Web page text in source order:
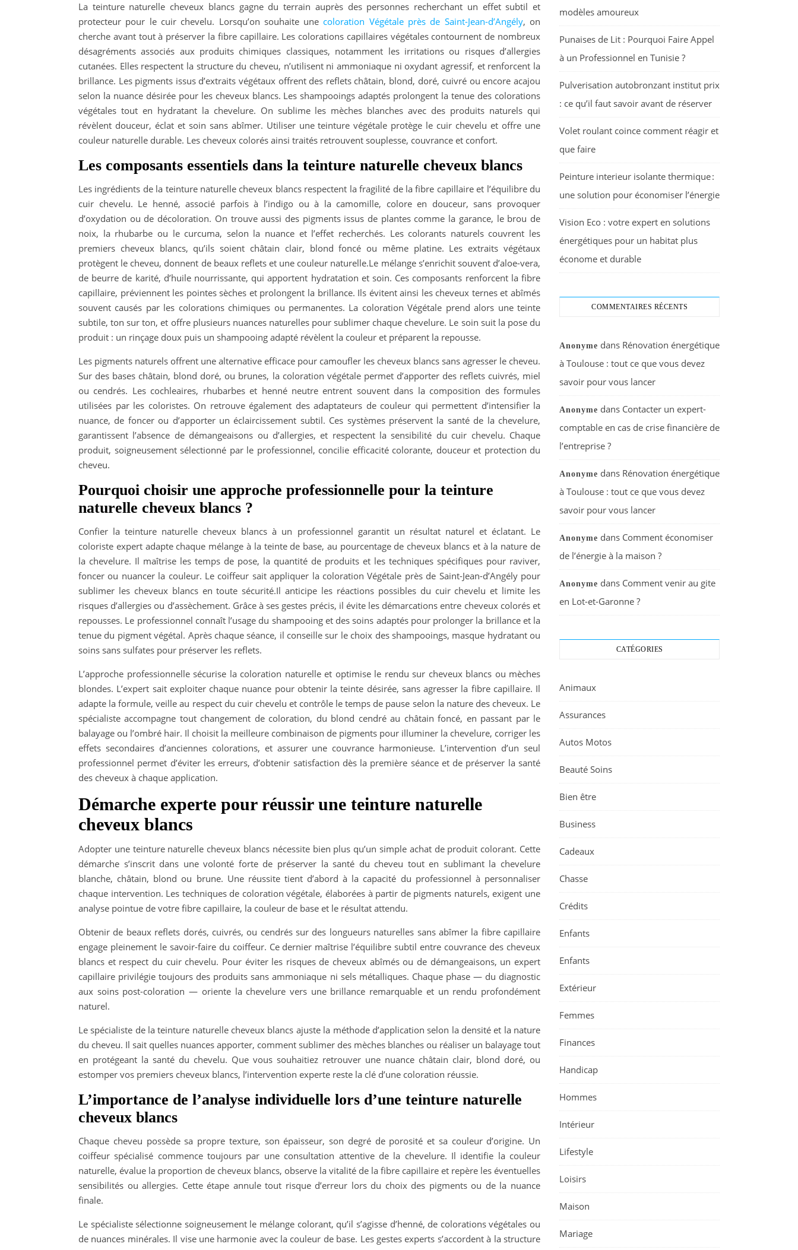
La teinture naturelle cheveux blancs gagne du terrain auprès des personnes recherchant un effet subtil et
protecteur pour le cuir chevelu. Lorsqu’on souhaite une coloration Végétale près de Saint-Jean-d’Angély, on
cherche avant tout à préserver la fibre capillaire. Les colorations capillaires végétales contournent de nombreux
désagréments associés aux produits chimiques classiques, notamment les irritations ou risques d’allergies
cutanées. Elles respectent la structure du cheveu, n’utilisent ni ammoniaque ni oxydant agressif, et renforcent la
brillance. Les pigments issus d’extraits végétaux offrent des reflets châtain, blond, doré, cuivré ou encore acajou
selon la nuance désirée pour les cheveux blancs. Les shampooings adaptés prolongent la tenue des colorations
végétales tout en hydratant la chevelure. On sublime les mèches blanches avec des produits naturels qui
révèlent douceur, éclat et soin sans abîmer. Utiliser une teinture végétale protège le cuir chevelu et offre une
couleur naturelle durable. Les cheveux colorés ainsi traités retrouvent souplesse, couvrance et confort.
Les composants essentiels dans la teinture naturelle cheveux blancs
Les ingrédients de la teinture naturelle cheveux blancs respectent la fragilité de la fibre capillaire et l’équilibre du
cuir chevelu. Le henné, associé parfois à l’indigo ou à la camomille, colore en douceur, sans provoquer
d’oxydation ou de décoloration. On trouve aussi des pigments issus de plantes comme la garance, le brou de
noix, la rhubarbe ou le curcuma, selon la nuance et l’effet recherchés. Les colorants naturels couvrent les
premiers cheveux blancs, qu’ils soient châtain clair, blond foncé ou même platine. Les extraits végétaux
protègent le cheveu, donnent de beaux reflets et une couleur naturelle.Le mélange s’enrichit souvent d’aloe-vera,
de beurre de karité, d’huile nourrissante, qui apportent hydratation et soin. Ces composants renforcent la fibre
capillaire, préviennent les pointes sèches et prolongent la brillance. Ils évitent ainsi les cheveux ternes et abîmés
souvent causés par les colorations chimiques ou permanentes. La coloration Végétale prend alors une teinte
subtile, ton sur ton, et offre plusieurs nuances naturelles pour sublimer chaque chevelure. Le soin suit la pose du
produit : un rinçage doux puis un shampooing adapté révèlent la couleur et préparent la repousse.
Les pigments naturels offrent une alternative efficace pour camoufler les cheveux blancs sans agresser le cheveu.
Sur des bases châtain, blond doré, ou brunes, la coloration végétale permet d’apporter des reflets cuivrés, miel
ou cendrés. Les cochleaires, rhubarbes et henné neutre entrent souvent dans la composition des formules
utilisées par les coloristes. On retrouve également des adaptateurs de couleur qui permettent d’intensifier la
nuance, de foncer ou d’apporter un éclaircissement subtil. Ces systèmes préservent la santé de la chevelure,
garantissent l’absence de démangeaisons ou d’allergies, et respectent la sensibilité du cuir chevelu. Chaque
produit, soigneusement sélectionné par le professionnel, concilie efficacité colorante, douceur et protection du
cheveu.
Pourquoi choisir une approche professionnelle pour la teinture
naturelle cheveux blancs ?
Confier la teinture naturelle cheveux blancs à un professionnel garantit un résultat naturel et éclatant. Le
coloriste expert adapte chaque mélange à la teinte de base, au pourcentage de cheveux blancs et à la nature de
la chevelure. Il maîtrise les temps de pose, la quantité de produits et les techniques spécifiques pour raviver,
foncer ou nuancer la couleur. Le coiffeur sait appliquer la coloration Végétale près de Saint-Jean-d’Angély pour
sublimer les cheveux blancs en toute sécurité.Il anticipe les réactions possibles du cuir chevelu et limite les
risques d’allergies ou d’assèchement. Grâce à ses gestes précis, il évite les démarcations entre cheveux colorés et
repousses. Le professionnel connaît l’usage du shampooing et des soins adaptés pour prolonger la brillance et la
tenue du pigment végétal. Après chaque séance, il conseille sur le choix des shampooings, masque hydratant ou
soins sans sulfates pour préserver les reflets.
L’approche professionnelle sécurise la coloration naturelle et optimise le rendu sur cheveux blancs ou mèches
blondes. L’expert sait exploiter chaque nuance pour obtenir la teinte désirée, sans agresser la fibre capillaire. Il
adapte la formule, veille au respect du cuir chevelu et contrôle le temps de pause selon la nature des cheveux. Le
spécialiste accompagne tout changement de coloration, du blond cendré au châtain foncé, en passant par le
balayage ou l’ombré hair. Il choisit la meilleure combinaison de pigments pour illuminer la chevelure, corriger les
effets secondaires d’anciennes colorations, et assurer une couvrance harmonieuse. L’intervention d’un seul
professionnel permet d’éviter les erreurs, d’obtenir satisfaction dès la première séance et de préserver la santé
des cheveux à chaque application.
Démarche experte pour réussir une teinture naturelle
cheveux blancs
Adopter une teinture naturelle cheveux blancs nécessite bien plus qu’un simple achat de produit colorant. Cette
démarche s’inscrit dans une volonté forte de préserver la santé du cheveu tout en sublimant la chevelure
blanche, châtain, blond ou brune. Une réussite tient d’abord à la capacité du professionnel à personnaliser
chaque intervention. Les techniques de coloration végétale, élaborées à partir de pigments naturels, exigent une
analyse pointue de votre fibre capillaire, la couleur de base et le résultat attendu.
Obtenir de beaux reflets dorés, cuivrés, ou cendrés sur des longueurs naturelles sans abîmer la fibre capillaire
engage pleinement le savoir-faire du coiffeur. Ce dernier maîtrise l’équilibre subtil entre couvrance des cheveux
blancs et respect du cuir chevelu. Pour éviter les risques de cheveux abîmés ou de démangeaisons, un expert
capillaire privilégie toujours des produits sans ammoniaque ni sels métalliques. Chaque phase — du diagnostic
aux soins post-coloration — oriente la chevelure vers une brillance remarquable et un rendu profondément
naturel.
Le spécialiste de la teinture naturelle cheveux blancs ajuste la méthode d’application selon la densité et la nature
du cheveu. Il sait quelles nuances apporter, comment sublimer des mèches blanches ou réaliser un balayage tout
en protégeant la santé du chevelu. Que vous souhaitiez retrouver une nuance châtain clair, blond doré, ou
estomper vos premiers cheveux blancs, l’intervention experte reste la clé d’une coloration réussie.
L’importance de l’analyse individuelle lors d’une teinture naturelle
cheveux blancs
Chaque cheveu possède sa propre texture, son épaisseur, son degré de porosité et sa couleur d’origine. Un
coiffeur spécialisé commence toujours par une consultation attentive de la chevelure. Il identifie la couleur
naturelle, évalue la proportion de cheveux blancs, observe la vitalité de la fibre capillaire et repère les éventuelles
sensibilités ou allergies. Cette étape annule tout risque d’erreur lors du choix des pigments ou de la nuance
finale.
Le spécialiste sélectionne soigneusement le mélange colorant, qu’il s’agisse d’henné, de colorations végétales ou
de nuances minérales. Il vise une harmonie avec la couleur de base. Les gestes experts s’accordent à la structure
modèles amoureux
Punaises de Lit : Pourquoi Faire Appel
à un Professionnel en Tunisie ?
Pulverisation autobronzant institut prix
: ce qu’il faut savoir avant de réserver
Volet roulant coince comment réagir et
que faire
Peinture interieur isolante thermique :
une solution pour économiser l’énergie
Vision Eco : votre expert en solutions
énergétiques pour un habitat plus
économe et durable
COMMENTAIRES RÉCENTS
Anonyme dans Rénovation énergétique
à Toulouse : tout ce que vous devez
savoir pour vous lancer
Anonyme dans Contacter un expert-
comptable en cas de crise financière de
l’entreprise ?
Anonyme dans Rénovation énergétique
à Toulouse : tout ce que vous devez
savoir pour vous lancer
Anonyme dans Comment économiser
de l’énergie à la maison ?
Anonyme dans Comment venir au gite
en Lot-et-Garonne ?
CATÉGORIES
Animaux
Assurances
Autos Motos
Beauté Soins
Bien être
Business
Cadeaux
Chasse
Crédits
Enfants
Enfants
Extérieur
Femmes
Finances
Handicap
Hommes
Intérieur
Lifestyle
Loisirs
Maison
Mariage